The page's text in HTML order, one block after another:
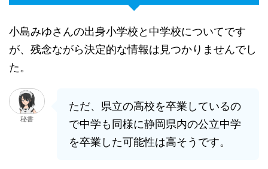
小島みゆさんの出身小学校と中学校についてです
が、残念ながら決定的な情報は見つかりませんでし
た。
秘書
ただ、県立の高校を卒業しているの
で中学も同様に静岡県内の公立中学
を卒業した可能性は高そうです。